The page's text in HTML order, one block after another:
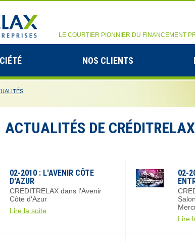
LE COURTIER PIONNIER DU FINANCEMENT
NOS CLIENTS
ACTUALITÉS DE CRÉDITRELAX
02-2010 : L'AVENIR CÔTE
D'AZUR
CREDITRELAX dans l'Avenir
Côte d'Azur
Lire la suite
02-
Lire